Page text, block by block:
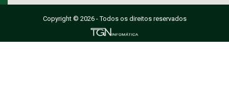
Copyright © 2026 - Todos os direitos reservados